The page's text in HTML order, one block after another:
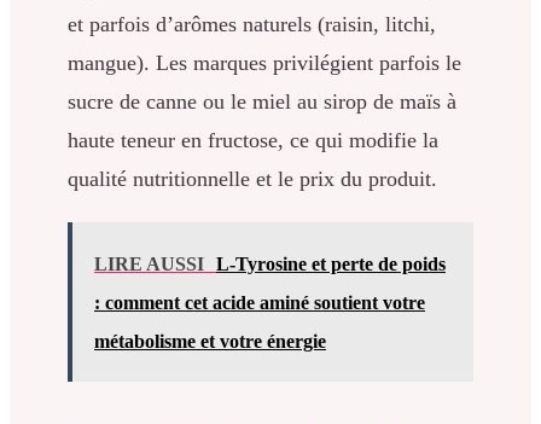
et parfois d’arômes naturels (raisin, litchi,
mangue). Les marques privilégient parfois le
sucre de canne ou le miel au sirop de maïs à
haute teneur en fructose, ce qui modifie la
qualité nutritionnelle et le prix du produit.
LIRE AUSSI L-Tyrosine et perte de poids
: comment cet acide aminé soutient votre
métabolisme et votre énergie